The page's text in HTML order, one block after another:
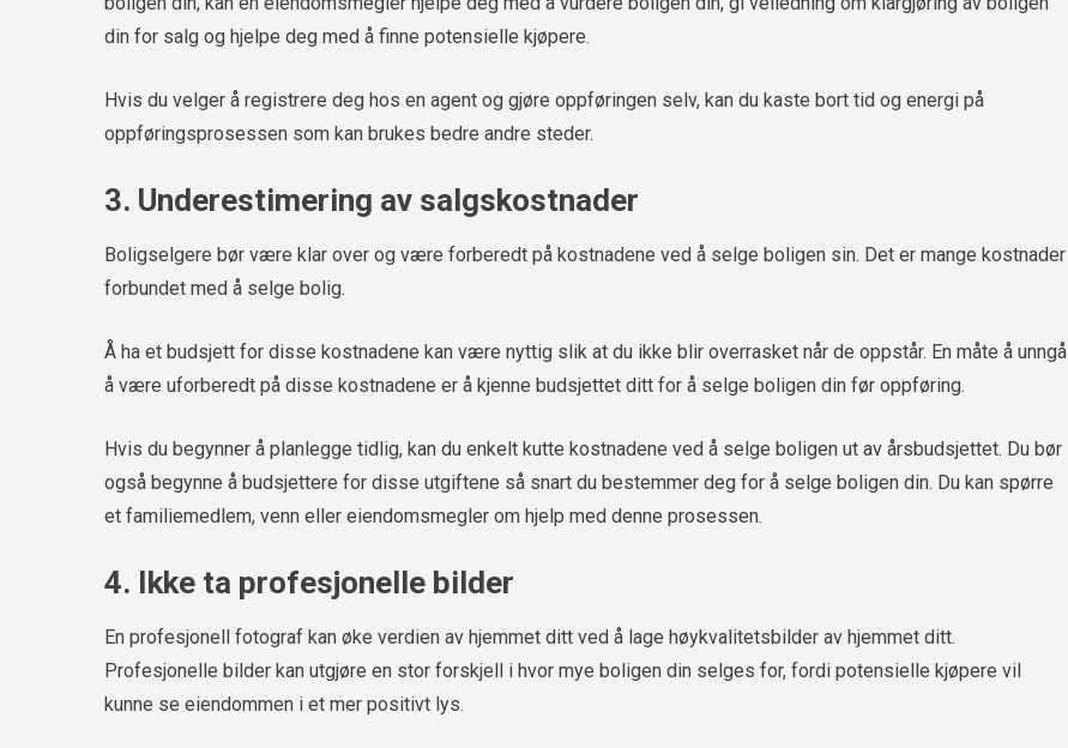
din for salg og hjelpe deg med å finne potensielle kjøpere.
Hvis du velger å registrere deg hos en agent og gjøre oppføringen selv, kan du kaste bort tid og energi på
oppføringsprosessen som kan brukes bedre andre steder.
3. Underestimering av salgskostnader
Boligselgere bør være klar over og være forberedt på kostnadene ved å selge boligen sin. Det er mange kostnader
forbundet med å selge bolig.
Å ha et budsjett for disse kostnadene kan være nyttig slik at du ikke blir overrasket når de oppstår. En måte å unngå
å være uforberedt på disse kostnadene er å kjenne budsjettet ditt for å selge boligen din før oppføring.
Hvis du begynner å planlegge tidlig, kan du enkelt kutte kostnadene ved å selge boligen ut av årsbudsjettet. Du bør
også begynne å budsjettere for disse utgiftene så snart du bestemmer deg for å selge boligen din. Du kan spørre
et familiemedlem, venn eller eiendomsmegler om hjelp med denne prosessen.
4. Ikke ta profesjonelle bilder
En profesjonell fotograf kan øke verdien av hjemmet ditt ved å lage høykvalitetsbilder av hjemmet ditt.
Profesjonelle bilder kan utgjøre en stor forskjell i hvor mye boligen din selges for, fordi potensielle kjøpere vil
kunne se eiendommen i et mer positivt lys.